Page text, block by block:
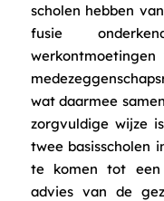
scholen hebben
fusie
wat daarmee
zorgvuldige wijze
twee basisscholen
te komen tot een
advies van de